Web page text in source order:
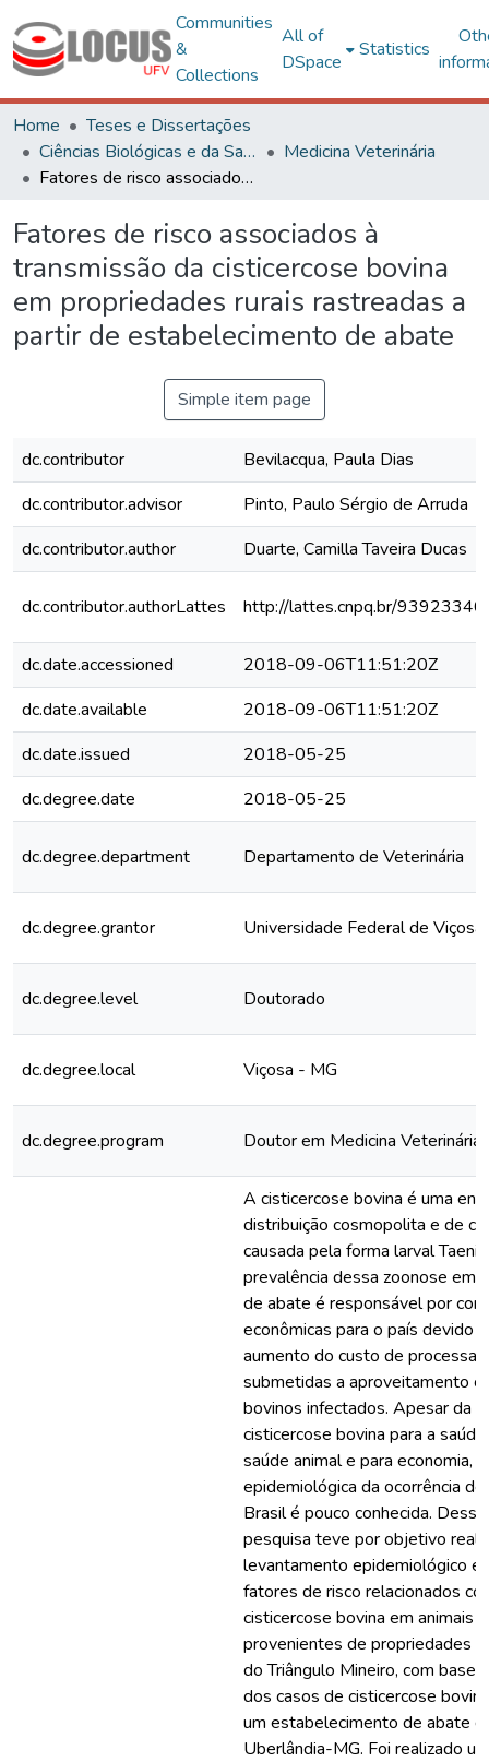
Communities
&
Collections
All of
DSpace
Statistics
Home
Teses e Dissertações
Ciências Biológicas e da Saúde
Medicina Veterinária
Fatores de risco associados à transmissão da cisticercose bovina em propriedades rurais rastreadas a partir de estabelecimento de abate
Fatores de risco associados à
transmissão da cisticercose bovina
em propriedades rurais rastreadas a
partir de estabelecimento de abate
Simple item page
dc.contributor
Bevilacqua, Paula Dias
dc.contributor.advisor
Pinto, Paulo Sérgio de Arruda
dc.contributor.author
Duarte, Camilla Taveira Ducas
dc.contributor.authorLattes http://lattes.cnpq.br/
dc.date.accessioned
2018-09-06T11:51:20Z
dc.date.available
2018-09-06T11:51:20Z
dc.date.issued
2018-05-25
dc.degree.date
2018-05-25
dc.degree.department Departamento de Veterinária
dc.degree.grantor Universidade Federal de Viçosa
dc.degree.level Doutorado
dc.degree.local Viçosa - MG
dc.degree.program Doutor em Medicina Veterinária
A cisticercose bovina é uma
distribuição cosmopolita e de
causada pela forma larval
prevalência dessa zoonose em
de abate é responsável por
econômicas para o país devido
aumento do custo de
submetidas a aproveitamento
bovinos infectados. Apesar da
cisticercose bovina para a
saúde animal e para economia,
epidemiológica da ocorrência
Brasil é pouco conhecida.
pesquisa teve por objetivo
levantamento epidemiológico e
fatores de risco relacionados
cisticercose bovina em animais
provenientes de propriedades
do Triângulo Mineiro, com base
dos casos de cisticercose
um estabelecimento de abate
Uberlândia-MG. Foi realizado